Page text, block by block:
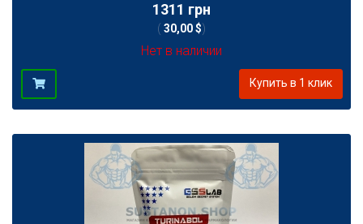
1311 грн
( 30,00 $)
Нет в наличии
Купить в 1 клик